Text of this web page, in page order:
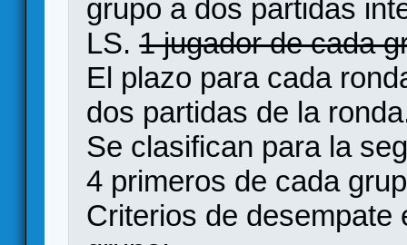
grupo a dos partidas
LS.1 jugador de cada
El plazo para cada
dos partidas de la
Se clasifican para la
4 primeros de cada
Criterios de desempate